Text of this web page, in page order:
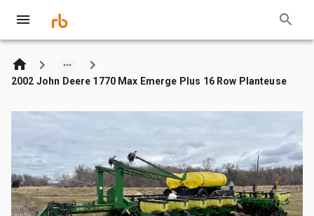
2002 John Deere 1770 Max Emerge Plus 16 Row Planteuse